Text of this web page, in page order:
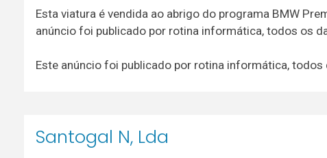
Esta viatura é vendida ao abrigo do programa BMW
anúncio foi publicado por rotina informática, todos os
Este anúncio foi publicado por rotina informática,
Santogal N, Lda